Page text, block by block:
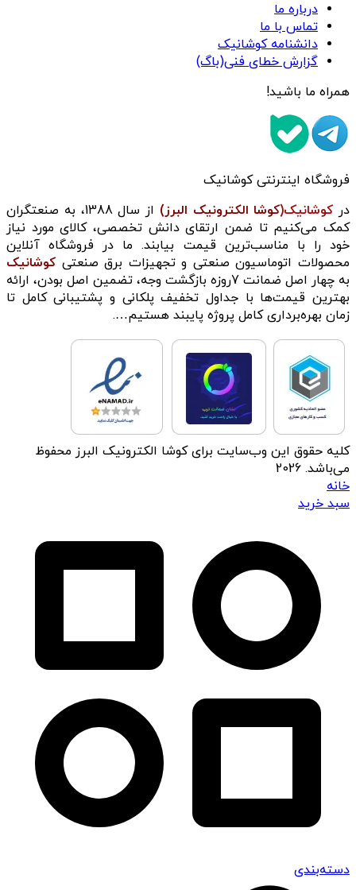
درباره ما
تماس با ما
دانشنامه کوشانیک
گزارش خطای فنی(باگ)
همراه ما باشید!
فروشگاه اینترنتی کوشانیک
در کوشانیک(کوشا الکترونیک البرز)
از سال 1388، به صنعتگران
کمک می‌کنیم تا ضمن ارتقای دانش تخصصی، کالای مورد نیاز
خود را با مناسب‌ترین قیمت بیابند. ما در فروشگاه آنلاین
محصولات اتوماسیون صنعتی و تجهیزات برق صنعتی کوشانیک
به چهار اصل ضمانت 7روزه بازگشت وجه، تضمین اصل بودن، ارائه
بهترین قیمت‌ها با جداول تخفیف پلکانی و پشتیبانی کامل تا
زمان بهره‌برداری کامل پروژه پایبند هستیم….
کلیه حقوق این وب‌سایت برای کوشا الکترونیک البرز محفوظ
می‌باشد. 2026
خانه
سبد خرید
دسته‌بندی